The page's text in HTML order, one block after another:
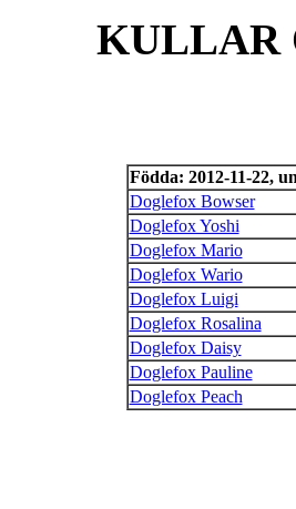
KULLAR
Födda: 2012-11-22,
Doglefox Bowser
Doglefox Yoshi
Doglefox Mario
Doglefox Wario
Doglefox Luigi
Doglefox Rosalina
Doglefox Daisy
Doglefox Pauline
Doglefox Peach